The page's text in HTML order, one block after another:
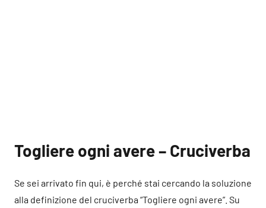
Togliere ogni avere – Cruciverba
Se sei arrivato fin qui, è perché stai cercando la soluzione
alla definizione del cruciverba “Togliere ogni avere”. Su